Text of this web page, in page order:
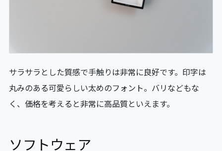
サラサラとした質感で手触りは非常に良好です。印字は
丸みのある可愛らしい太めのフォント。バリなどもな
く、価格を考えると非常に高品質といえます。
ソフトウェア